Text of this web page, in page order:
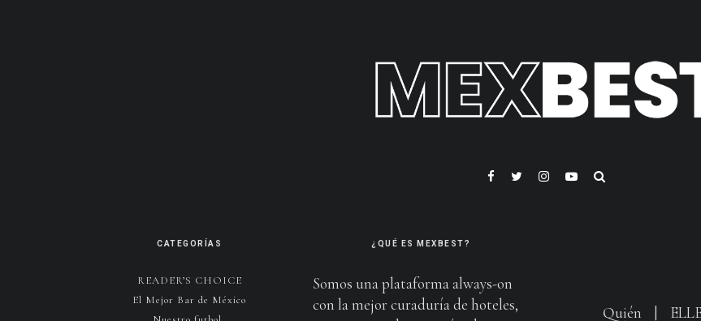
CATEGORÍAS
READER’S CHOICE
El Mejor Bar de México
¿QUÉ ES MEXBEST?
Somos una plataforma always-on
con la mejor curaduría de hoteles,
Quién